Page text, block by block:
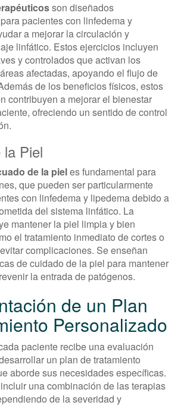
son diseñados
pacientes con linfedema y
a mejorar la circulación y
linfático. Estos ejercicios incluyen
y controlados que activan los
afectadas, apoyando el flujo de
de los beneficios físicos, estos
contribuyen a mejorar el bienestar
ofreciendo un sentido de control
Piel
de la pieles fundamental para
que pueden ser particularmente
con linfedema y lipedema debido a
del sistema linfático. La
mantener la piel limpia y bien
el tratamiento inmediato de cortes o
complicaciones. Se enseñan
de cuidado de la piel para mantener
la entrada de patógenos.
de un Plan
Personalizado
paciente recibe una evaluación
un plan de tratamiento
aborde sus necesidades específicas.
una combinación de las terapias
de la severidad y